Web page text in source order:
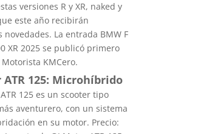
versiones R y XR, naked y
este año recibirán
novedades. La entrada BMW F
XR 2025 se publicó primero
KMCero.
ATR 125: Microhíbrido
125 es un scooter tipo
aventurero, con un sistema
en su motor. Precio: